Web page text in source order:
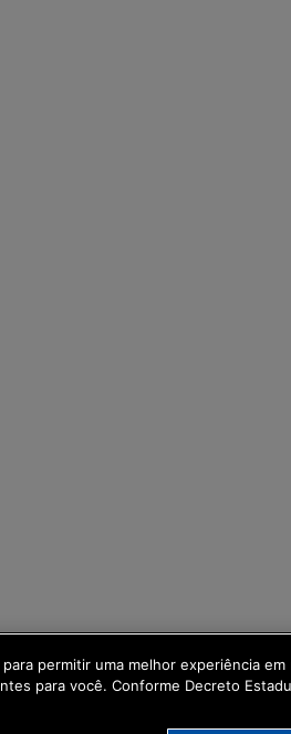
permitir uma melhor experiência
para você. Conforme Decreto